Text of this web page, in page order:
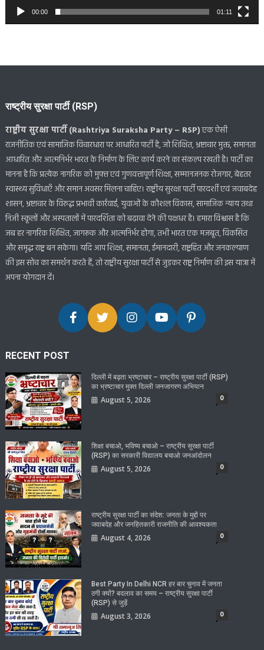
00:00 01:11
राष्ट्रीय सुरक्षा पार्टी (RSP)
राष्ट्रीय सुरक्षा पार्टी (Rashtriya Suraksha Party – RSP)एक ऐसी
राजनीतिक एवं सामाजिक विचारधारा पर आधारित पार्टी है, जो शिक्षित, भ्रष्टाचार मुक्त, समानता
आधारित और आत्मनिर्भर भारत के निर्माण के लिए कार्य करने का संकल्प रखती है। पार्टी का
मानना है कि प्रत्येक नागरिक को मुफ्त एवं गुणवत्तापूर्ण शिक्षा, सम्मानजनक रोजगार, बेहतर
स्वास्थ्य सुविधाएँ और समान अवसर मिलना चाहिए। राष्ट्रीय सुरक्षा पार्टी पारदर्शी एवं जवाबदेह
शासन, भ्रष्टाचार के विरुद्ध प्रभावी कार्रवाई, युवाओं के कौशल विकास, सामाजिक न्याय तथा
निजी स्कूलों और अस्पतालों में पारदर्शिता को बढ़ावा देने की पक्षधर है। हमारा विश्वास है कि
जब हर नागरिक शिक्षित, जागरूक और आत्मनिर्भर होगा, तभी भारत एक मजबूत, विकसित
और समृद्ध राष्ट्र बन सकेगा। यदि आप शिक्षा, समानता, ईमानदारी, राष्ट्रहित और जनकल्याण
की इस सोच का समर्थन करते हैं, तो राष्ट्रीय सुरक्षा पार्टी से जुड़कर राष्ट्र निर्माण की इस यात्रा में
अपना योगदान दें।
RECENT POST
दिल्ली में बढ़ता भ्रष्टाचार – राष्ट्रीय सुरक्षा पार्टी (RSP)
का भ्रष्टाचार मुक्त दिल्ली जनजागरण अभियान
August 5, 2026 0
शिक्षा बचाओ, भविष्य बचाओ – राष्ट्रीय सुरक्षा पार्टी
(RSP) का सरकारी विद्यालय बचाओ जनआंदोलन
August 5, 2026 0
राष्ट्रीय सुरक्षा पार्टी का संदेश: जनता के मुद्दों पर
जवाबदेह और जनहितकारी राजनीति की आवश्यकता
August 4, 2026 0
Best Party In Delhi NCR हर बार चुनाव में जनता
ठगी क्यों? बदलाव का समय – राष्ट्रीय सुरक्षा पार्टी
(RSP) से जुड़ें
August 3, 2026 0